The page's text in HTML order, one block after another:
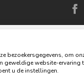
© Copyright 2026
bezoekersgegevens, om
geweldige website-ervaring
u de instellingen.